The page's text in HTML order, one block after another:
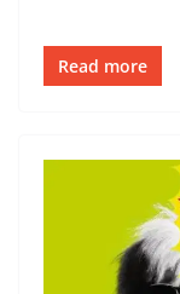
Read more